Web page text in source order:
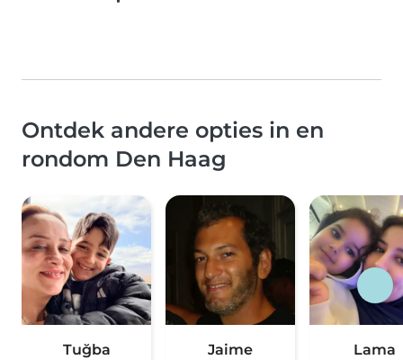
Ontdek andere opties in en
rondom Den Haag
Tuğba Jaime Lama